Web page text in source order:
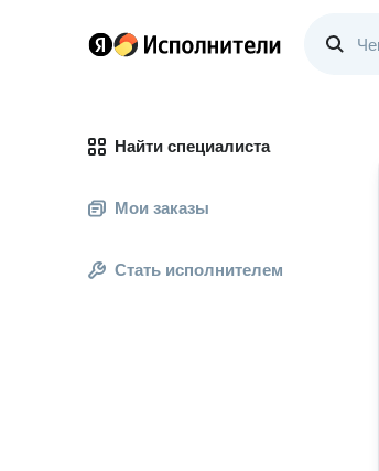
Найти специалиста
Мои заказы
Стать исполнителем